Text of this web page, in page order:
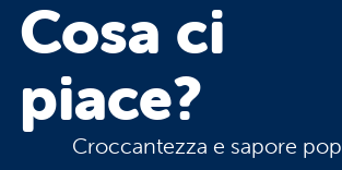
Cosa ci
piace?
Croccantezza e sapore pop.